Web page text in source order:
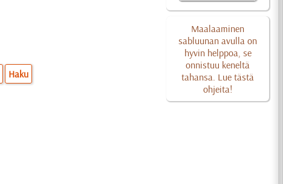
Maalaaminen
sabluunan avulla on
hyvin helppoa, se
onnistuu keneltä
tahansa. Lue tästä
ohjeita!
Haku